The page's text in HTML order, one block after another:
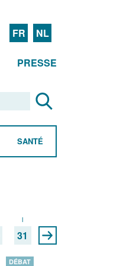
FR NL
PRESSE
SANTÉ
l
31
DÉBAT